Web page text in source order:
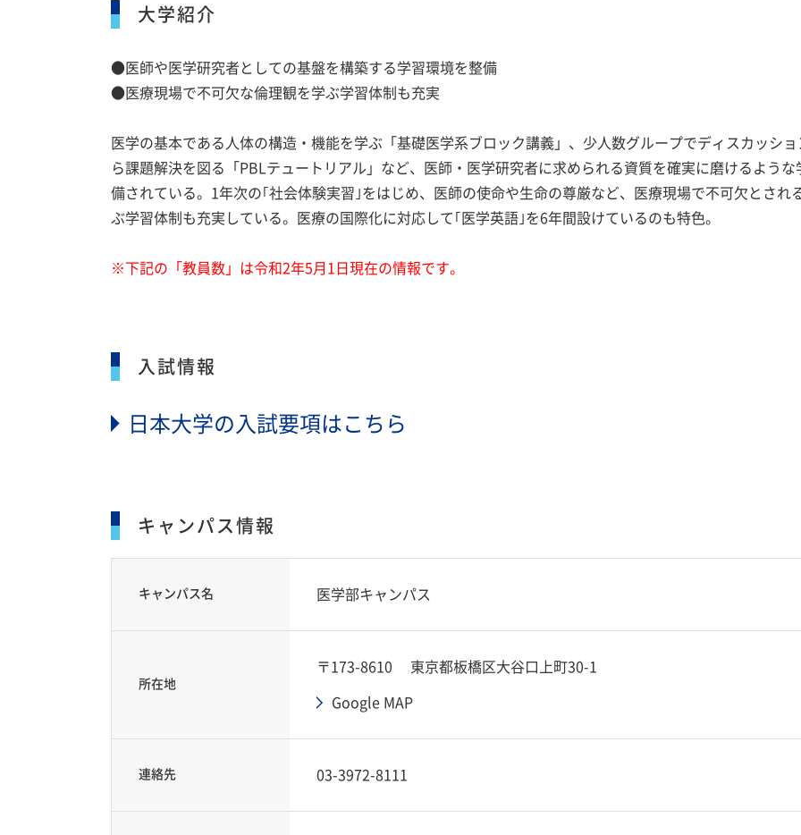
大学紹介
●医師や医学研究者としての基盤を構築する学習環境を整備
●医療現場で不可欠な倫理観を学ぶ学習体制も充実
医学の基本である人体の構造・機能を学ぶ「基礎医学系ブロック講義」、少人数グループでディスカッシ
ら課題解決を図る「PBLテュートリアル」など、医師・医学研究者に求められる資質を確実に磨けるような
備されている。1年次の｢社会体験実習｣をはじめ、医師の使命や生命の尊厳など、医療現場で不可欠とされ
ぶ学習体制も充実している。医療の国際化に対応して｢医学英語｣を6年間設けているのも特色。
※下記の「教員数」は令和2年5月1日現在の情報です。
入試情報
日本大学の入試要項はこちら
キャンパス情報
キャンパス名 医学部キャンパス
所在地
〒173-8610 東京都板橋区大谷口上町30-1
Google MAP
連絡先 03-3972-8111